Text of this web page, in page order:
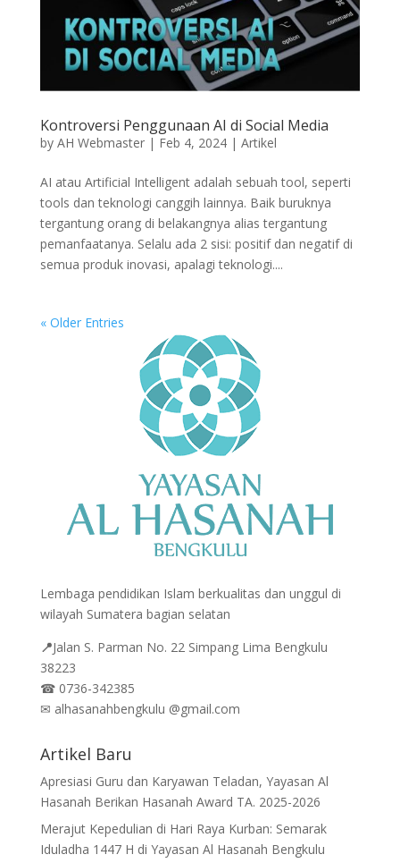
Kontroversi Penggunaan AI di Social Media
by AH Webmaster| Feb 4, 2024| Artikel
AI atau Artificial Intelligent adalah sebuah tool, seperti
tools dan teknologi canggih lainnya. Baik buruknya
tergantung orang di belakangnya alias tergantung
pemanfaatanya. Selalu ada 2 sisi: positif dan negatif di
semua produk inovasi, apalagi teknologi....
« Older Entries
Lembaga pendidikan Islam berkualitas dan unggul di
wilayah Sumatera bagian selatan
📍Jalan S. Parman No. 22 Simpang Lima Bengkulu
38223
☎0736-342385
✉ alhasanahbengkulu @gmail.com
Artikel Baru
Apresiasi Guru dan Karyawan Teladan, Yayasan Al
Hasanah Berikan Hasanah Award TA. 2025-2026
Merajut Kepedulian di Hari Raya Kurban: Semarak
Iduladha 1447 H di Yayasan Al Hasanah Bengkulu